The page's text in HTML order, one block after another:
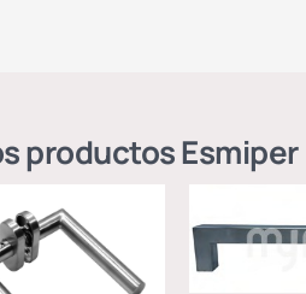
productosEsmiper